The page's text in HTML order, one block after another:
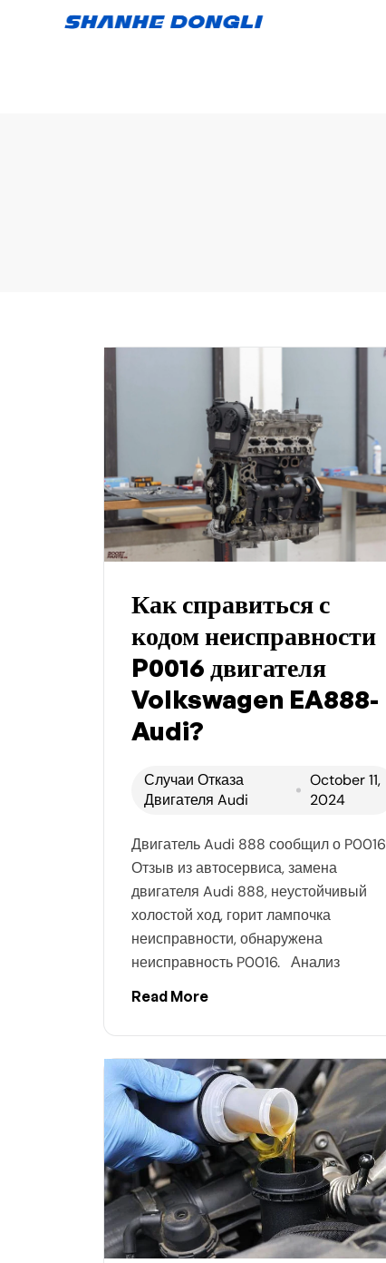
Как справиться с
кодом неисправности
P0016 двигателя
Volkswagen EA888-
Audi?
Случаи Отказа
Двигателя Audi
October 11,
2024
Двигатель Audi 888 сообщил о P0016
Отзыв из автосервиса, замена
двигателя Audi 888, неустойчивый
холостой ход, горит лампочка
неисправности, обнаружена
неисправность P0016. Анализ
Read More